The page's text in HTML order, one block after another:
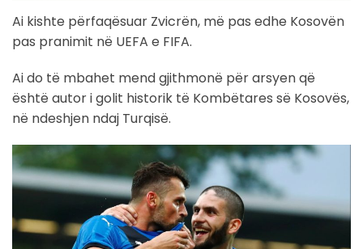
Ai kishte përfaqësuar Zvicrën, më pas edhe Kosovën
pas pranimit në UEFA e FIFA.
Ai do të mbahet mend gjithmonë për arsyen që
është autor i golit historik të Kombëtares së Kosovës,
në ndeshjen ndaj Turqisë.